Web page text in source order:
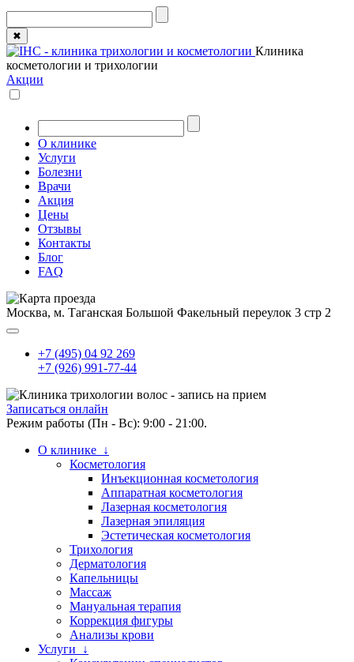
✖
Клиника
косметологии и трихологии
Акции
О клинике
Услуги
Болезни
Врачи
Акция
Цены
Отзывы
Контакты
Блог
FAQ
Москва, м. Таганская Большой Факельный переулок 3 стр 2
+7 (495) 04 92 269
+7 (926) 991-77-44
Записаться онлайн
Режим работы (Пн - Вс): 9:00 - 21:00.
О клинике ↓
Косметология
Инъекционная косметология
Аппаратная косметология
Лазерная косметология
Лазерная эпиляция
Эстетическая косметология
Трихология
Дерматология
Капельницы
Массаж
Мануальная терапия
Коррекция фигуры
Анализы крови
Услуги ↓